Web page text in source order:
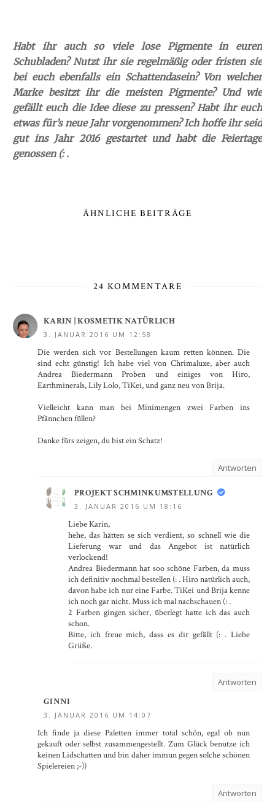
Habt ihr auch so viele lose Pigmente in euren
Schubladen? Nutzt ihr sie regelmäßig oder fristen sie
bei euch ebenfalls ein Schattendasein? Von welcher
Marke besitzt ihr die meisten Pigmente? Und wie
gefällt euch die Idee diese zu pressen? Habt ihr euch
etwas für’s neue Jahr vorgenommen? Ich hoffe ihr seid
gut ins Jahr 2016 gestartet und habt die Feiertage
genossen (: .
ÄHNLICHE BEITRÄGE
24 KOMMENTARE
KARIN | KOSMETIK NATÜRLICH
3. JANUAR 2016 UM 12:58
Die werden sich vor Bestellungen kaum retten können. Die
sind echt günstig! Ich habe viel von Chrimaluxe, aber auch
Andrea Biedermann Proben und einiges von Hiro,
Earthminerals, Lily Lolo, TiKei, und ganz neu von Brija.
Vielleicht kann man bei Minimengen zwei Farben ins
Pfännchen füllen?
Danke fürs zeigen, du bist ein Schatz!
Antworten
PROJEKT SCHMINKUMSTELLUNG
3. JANUAR 2016 UM 18:16
Liebe Karin,
hehe, das hätten se sich verdient, so schnell wie die
Lieferung war und das Angebot ist natürlich
verlockend!
Andrea Biedermann hat soo schöne Farben, da muss
ich definitiv nochmal bestellen (: . Hiro natürlich auch,
davon habe ich nur eine Farbe. TiKei und Brija kenne
ich noch gar nicht. Muss ich mal nachschauen (: .
2 Farben gingen sicher, überlegt hatte ich das auch
schon.
Bitte, ich freue mich, dass es dir gefällt (: . Liebe
Grüße.
Antworten
GINNI
3. JANUAR 2016 UM 14:07
Ich finde ja diese Paletten immer total schön, egal ob nun
gekauft oder selbst zusammengestellt. Zum Glück benutze ich
keinen Lidschatten und bin daher immun gegen solche schönen
Spielereien ;-))
Antworten